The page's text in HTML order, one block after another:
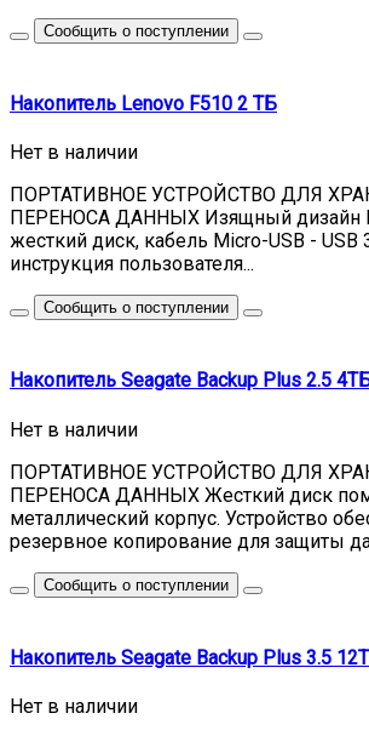
Сообщить о поступлении
Накопитель Lenovo F510 2 ТБ
Нет в наличии
ПОРТАТИВНОЕ УСТРОЙСТВО ДЛЯ
ПЕРЕНОСА ДАННЫХ Изящный дизайн
жесткий диск, кабель Micro-USB - USB
инструкция пользователя...
Сообщить о поступлении
Накопитель Seagate Backup Plus 2.5
Нет в наличии
ПОРТАТИВНОЕ УСТРОЙСТВО ДЛЯ
ПЕРЕНОСА ДАННЫХ Жесткий диск
металлический корпус. Устройство
резервное копирование для защиты
Сообщить о поступлении
Накопитель Seagate Backup Plus 3.5
Нет в наличии